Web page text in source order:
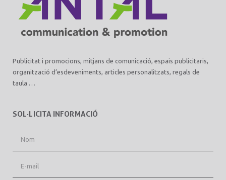
Publicitat i promocions, mitjans de comunicació, espais publicitaris,
organització d’esdeveniments, articles personalitzats, regals de
taula …
SOL·LICITA INFORMACIÓ